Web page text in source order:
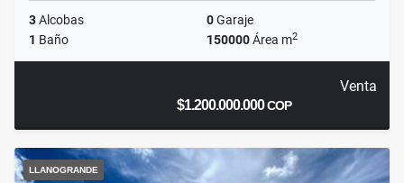
3Alcobas 0Garaje
1 Baño 150000Área m2
Venta
$1.200.000.000COP
LLANOGRANDE